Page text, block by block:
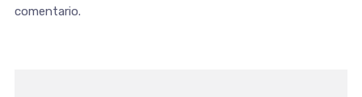
comentario.